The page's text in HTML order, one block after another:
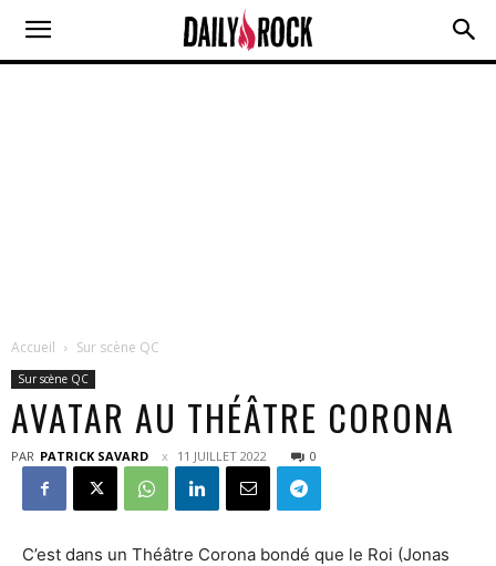
Accueil Sur scène QC
Sur scène QC
AVATAR AU THÉÂTRE CORONA
PAR PATRICK SAVARD 11 JUILLET 2022 0
C’est dans un Théâtre Corona bondé que le Roi (Jonas